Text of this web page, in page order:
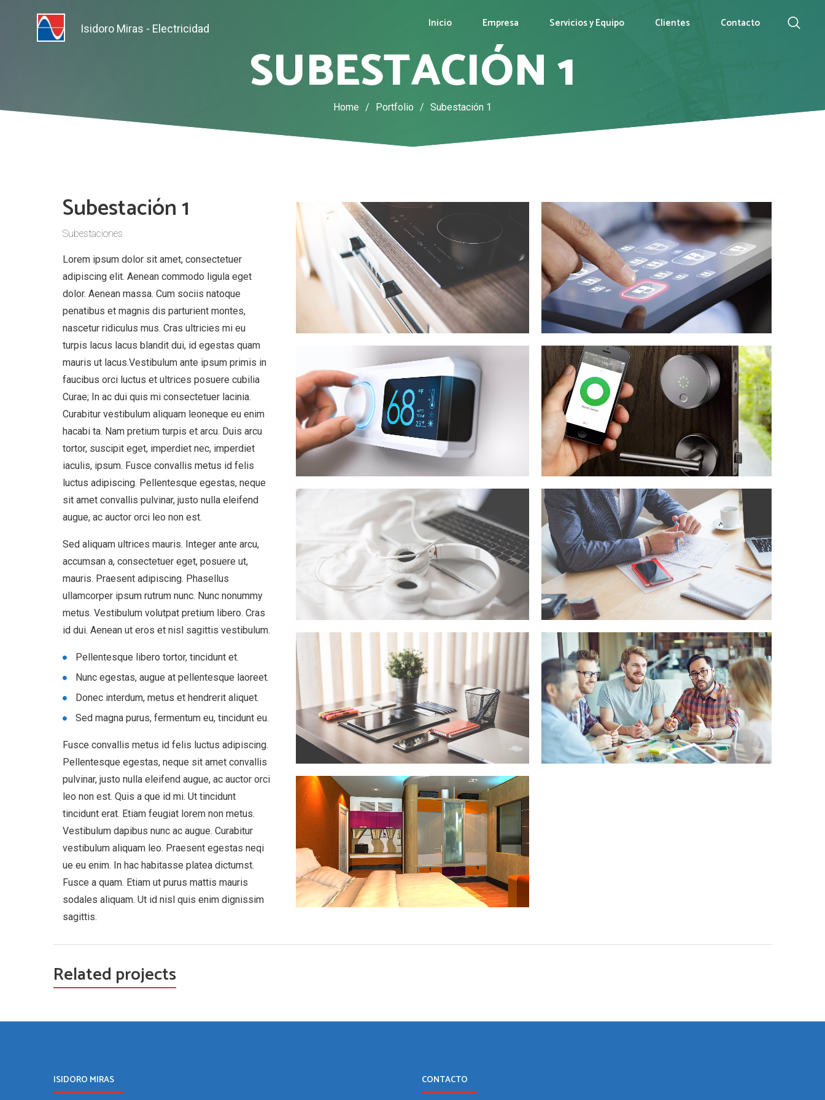
Inicio Empresa Servicios y Equipo Clientes Contacto
SUBESTACIÓN 1
Home / Portfolio / Subestación 1
Subestación 1
Subestaciones
Lorem ipsum dolor sit amet, consectetuer
adipiscing elit. Aenean commodo ligula eget
dolor. Aenean massa. Cum sociis natoque
penatibus et magnis dis parturient montes,
nascetur ridiculus mus. Cras ultricies mi eu
turpis lacus lacus blandit dui, id egestas quam
mauris ut lacus.Vestibulum ante ipsum primis in
faucibus orci luctus et ultrices posuere cubilia
Curae; In ac dui quis mi consectetuer lacinia.
Curabitur vestibulum aliquam leoneque eu enim
hacabi ta. Nam pretium turpis et arcu. Duis arcu
tortor, suscipit eget, imperdiet nec, imperdiet
iaculis, ipsum. Fusce convallis metus id felis
luctus adipiscing. Pellentesque egestas, neque
sit amet convallis pulvinar, justo nulla eleifend
augue, ac auctor orci leo non est.
Sed aliquam ultrices mauris. Integer ante arcu,
accumsan a, consectetuer eget, posuere ut,
mauris. Praesent adipiscing. Phasellus
ullamcorper ipsum rutrum nunc. Nunc nonummy
metus. Vestibulum volutpat pretium libero. Cras
id dui. Aenean ut eros et nisl sagittis vestibulum.
Pellentesque libero tortor, tincidunt et.
Nunc egestas, augue at pellentesque laoreet.
Donec interdum, metus et hendrerit aliquet.
Sed magna purus, fermentum eu, tincidunt eu.
Fusce convallis metus id felis luctus adipiscing.
Pellentesque egestas, neque sit amet convallis
pulvinar, justo nulla eleifend augue, ac auctor orci
leo non est. Quis a que id mi. Ut tincidunt
tincidunt erat. Etiam feugiat lorem non metus.
Vestibulum dapibus nunc ac augue. Curabitur
vestibulum aliquam leo. Praesent egestas neqi
ue eu enim. In hac habitasse platea dictumst.
Fusce a quam. Etiam ut purus mattis mauris
sodales aliquam. Ut id nisl quis enim dignissim
sagittis.
Related projects
ISIDORO MIRAS CONTACTO